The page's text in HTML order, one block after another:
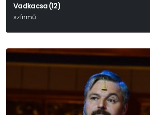
Vadkacsa (12)
színmű